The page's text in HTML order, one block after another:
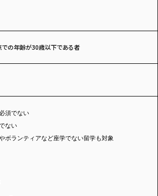
の年齢が30歳以下である者
須でない
ない
ボランティアなど座学でない留学も対象